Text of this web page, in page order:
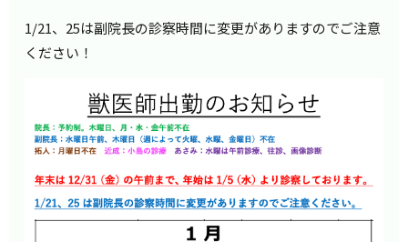
1/21、25は副院長の診察時間に変更がありますのでご注意
ください！